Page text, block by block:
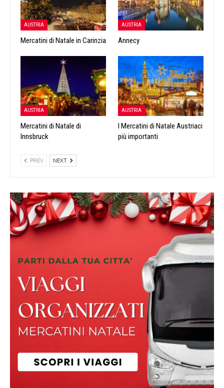
AUSTRIA
Mercatini di Natale in Carinzia
AUSTRIA
Annecy
AUSTRIA
Mercatini di Natale di
Innsbruck
AUSTRIA
I Mercatini di Natale Austriaci
più importanti
PREV NEXT